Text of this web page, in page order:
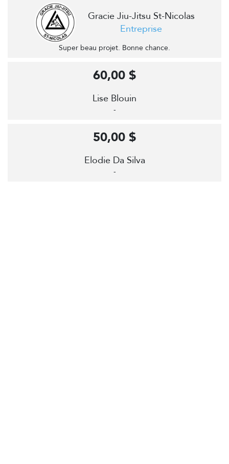
Gracie Jiu-Jitsu St-Nicolas
Entreprise
Super beau projet. Bonne chance.
Lise Blouin
-
60,00 $
Elodie Da Silva
-
50,00 $